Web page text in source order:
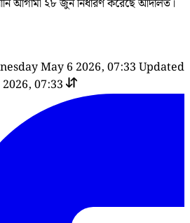
আগামী ২৮ জুন নির্ধারণ করেছে আদালত।
May 6 2026, 07:33Updated
07:33